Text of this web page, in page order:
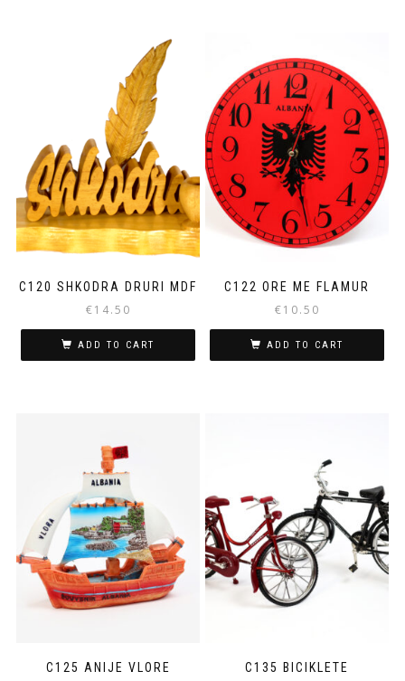
C120 SHKODRA DRURI MDF
€14.50
ADD TO CART
C122 ORE ME FLAMUR
€10.50
ADD TO CART
C125 ANIJE VLORE C135 BICIKLETE